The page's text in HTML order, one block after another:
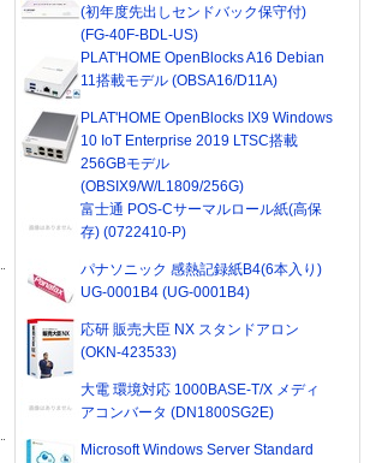
(初年度先出しセンドバック保守付)
(FG-40F-BDL-US)
PLAT'HOME OpenBlocks A16 Debian
11搭載モデル (OBSA16/D11A)
PLAT'HOME OpenBlocks IX9 Windows
10 IoT Enterprise 2019 LTSC搭載
256GBモデル
(OBSIX9/W/L1809/256G)
富士通 POS-Cサーマルロール紙(高保
存) (0722410-P)
パナソニック 感熱記録紙B4(6本入り)
UG-0001B4 (UG-0001B4)
応研 販売大臣 NX スタンドアロン
(OKN-423533)
大電 環境対応 1000BASE-T/X メディ
アコンバータ (DN1800SG2E)
Microsoft Windows Server Standard